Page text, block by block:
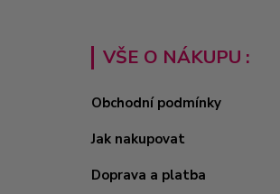
VŠE O NÁKUPU :
Obchodní podmínky
Jak nakupovat
Doprava a platba